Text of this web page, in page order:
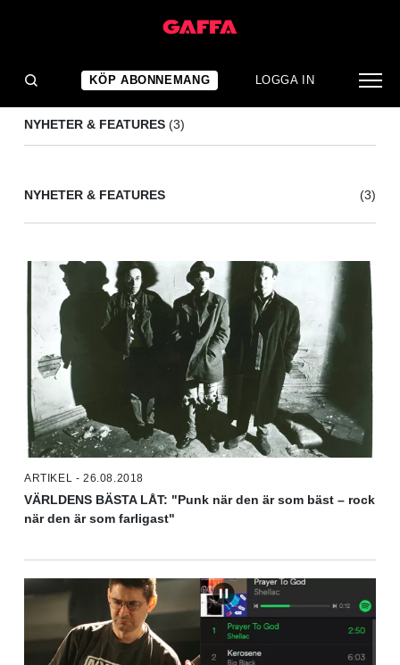
KÖP ABONNEMANG LOGGA IN
NYHETER & FEATURES (3)
NYHETER & FEATURES (3)
ARTIKEL - 26.08.2018
VÄRLDENS BÄSTA LÅT: "Punk när den är som bäst – rock
när den är som farligast"